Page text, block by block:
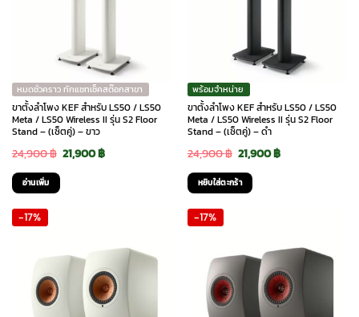
หมดชั่วคราว ทักแชทเช็คสต๊อกสาขา
ขาตั้งลำโพง KEF สำหรับ LS50 / LS50
Meta / LS50 Wireless II รุ่น S2 Floor
Stand – (เซ็ตคู่) – ขาว
24,900฿ Original
21,900฿Current
อ่านเพิ่ม
พร้อมจำหน่าย
ขาตั้งลำโพง KEF สำหรับ LS50 / LS50
Meta / LS50 Wireless II รุ่น S2 Floor
Stand – (เซ็ตคู่) – ดำ
24,900฿ Original
price
was:
21,900฿Current
หยิบใส่ตะกร้า
-17% -17%